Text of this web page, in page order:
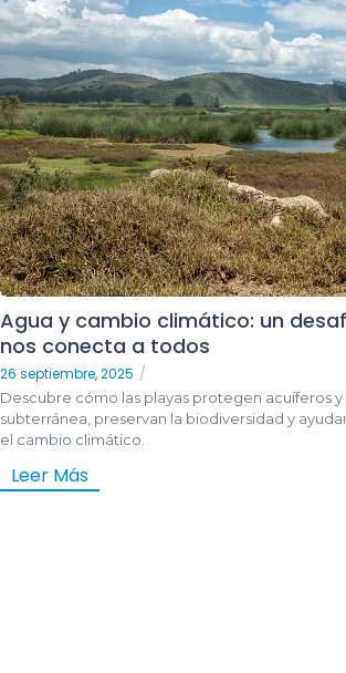
Agua y cambio climático: un
nos conecta a todos
26 septiembre, 2025 /
Descubre cómo las playas protegen acuíferos y
subterránea, preservan la biodiversidad y
el cambio climático.
Leer Más